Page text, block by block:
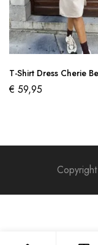
T-Shirt Dress Cherie
€ 59,95